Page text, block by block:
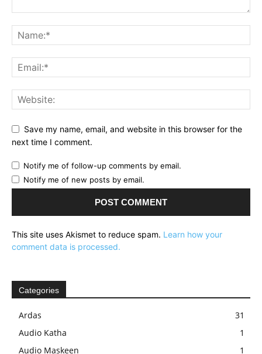
Save my name, email, and website in this browser for the
next time I comment.
Notify me of follow-up comments by email.
Notify me of new posts by email.
This site uses Akismet to reduce spam. Learn how your
comment data is processed.
Categories
Ardas
31
Audio Katha
1
Audio Maskeen
1